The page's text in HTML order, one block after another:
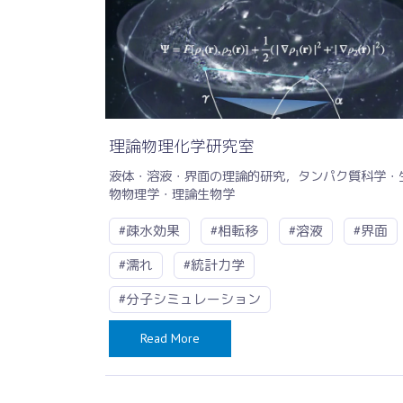
理論物理化学研究室
液体・溶液・界面の理論的研究，タンパク質科学・
物物理学・理論生物学
#疎水効果 #相転移 #溶液
#界面
#濡れ
#統計力学
#分子シミュレーション
Read More